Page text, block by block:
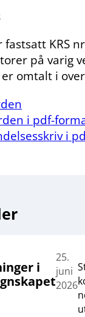
fastsatt KRS
på varig
omtalt i
i pdf-
i
i
25.
juni
2026